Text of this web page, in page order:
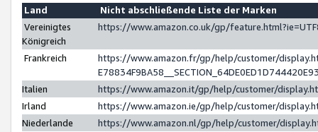
Land
Nicht abschließende Liste der Marken
Vereinigtes
Königreich
https://www.amazon.co.uk/gp/
Frankreich
https://www.amazon.fr/gp/help/customer/
Italien
https://www.amazon.it/gp/help/customer/
Irland
https://www.amazon.ie/gp/help/customer/
Niederlande
https://www.amazon.nl/gp/help/customer/